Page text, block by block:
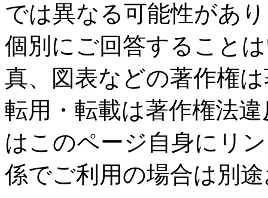
では異なる可能性があ
個別にご回答すること
真、図表などの著作権
転用・転載は著作権法
はこのページ自身にリ
係でご利用の場合は別